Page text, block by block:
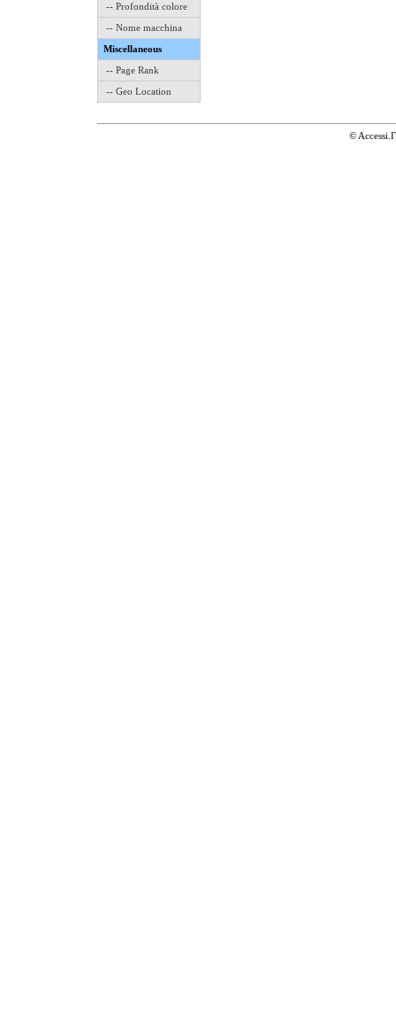
-- Profondità colore
-- Nome macchina
Miscellaneous
-- Page Rank
-- Geo Location
©